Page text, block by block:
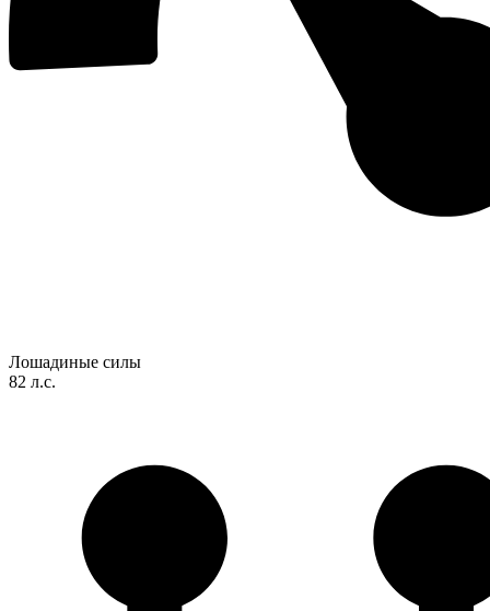
Лошадиные силы
82 л.с.